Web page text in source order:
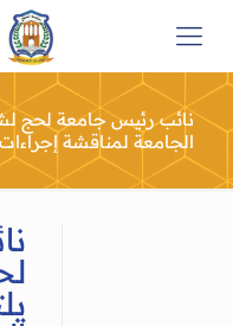
نائب رئيس جامعة لحج
الجامعة لمناقشة